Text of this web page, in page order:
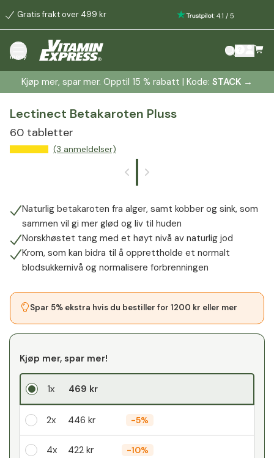
Gratis frakt over 499 kr : 4.1 / 5
meny
Kjøp mer, spar mer. Opptil 15 % rabatt | Kode: STACK →
Lectinect Betakaroten Pluss
60 tabletter
(3 anmeldelser)
Naturlig betakaroten fra alger, samt kobber og sink, som
sammen vil gi mer glød og liv til huden
Norskhøstet tang med et høyt nivå av naturlig jod
Krom, som kan bidra til å opprettholde et normalt
blodsukkernivå og normalisere forbrenningen
Spar 5% ekstra hvis du bestiller for 1200 kr eller mer
Kjøp mer, spar mer!
1x 469 kr
2x 446 kr -5%
4x 422 kr -10%